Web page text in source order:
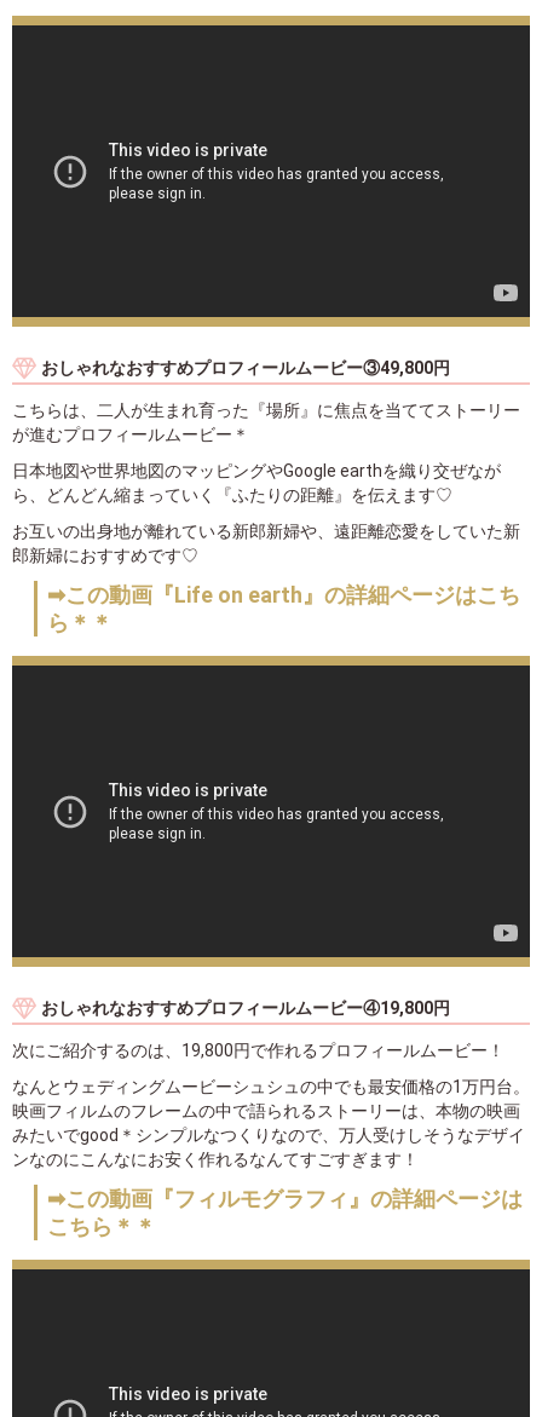
おしゃれなおすすめプロフィールムービー③49,800円
こちらは、二人が生まれ育った『場所』に焦点を当ててストーリー
が進むプロフィールムービー＊
日本地図や世界地図のマッピングやGoogle earthを織り交ぜなが
ら、どんどん縮まっていく『ふたりの距離』を伝えます♡
お互いの出身地が離れている新郎新婦や、遠距離恋愛をしていた新
郎新婦におすすめです♡
➡この動画『Life on earth』の詳細ページはこち
ら＊＊
おしゃれなおすすめプロフィールムービー④19,800円
次にご紹介するのは、19,800円で作れるプロフィールムービー！
なんとウェディングムービーシュシュの中でも最安価格の1万円台。
映画フィルムのフレームの中で語られるストーリーは、本物の映画
みたいでgood＊シンプルなつくりなので、万人受けしそうなデザイ
ンなのにこんなにお安く作れるなんてすごすぎます！
➡この動画『フィルモグラフィ』の詳細ページは
こちら＊＊